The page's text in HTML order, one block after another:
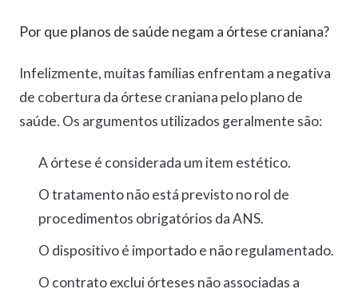
Por que planos de saúde negam a órtese craniana?
Infelizmente, muitas famílias enfrentam a negativa
de cobertura da órtese craniana pelo plano de
saúde. Os argumentos utilizados geralmente são:
A órtese é considerada um item estético.
O tratamento não está previsto no rol de
procedimentos obrigatórios da ANS.
O dispositivo é importado e não regulamentado.
O contrato exclui órteses não associadas a